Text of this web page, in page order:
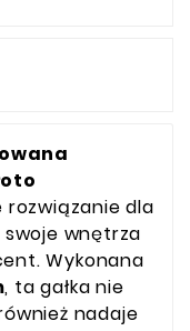
rozwiązanie dla
wnętrza
Wykonana
, ta gałka nie
nadaje